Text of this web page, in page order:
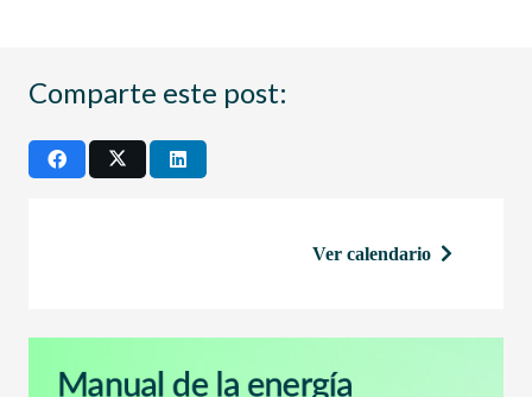
Comparte este post:
Ver calendario